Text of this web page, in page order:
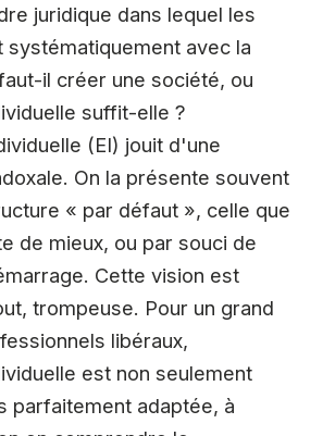
juridique dans lequel les
systématiquement avec la
il créer une société, ou
suffit-elle ?
(EI) jouit d'une
On la présente souvent
« par défaut », celle que
de mieux, ou par souci de
Cette vision est
trompeuse. Pour un grand
libéraux,
est non seulement
parfaitement adaptée, à